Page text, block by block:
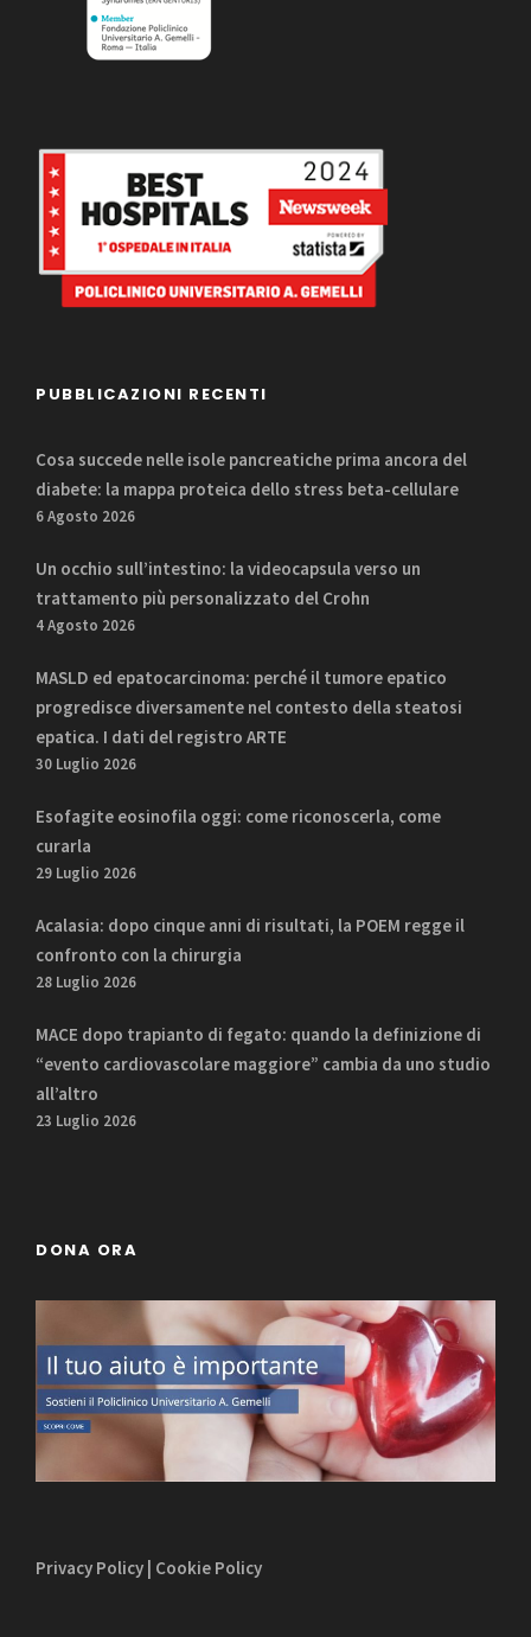
PUBBLICAZIONI RECENTI
Cosa succede nelle isole pancreatiche prima ancora del
diabete: la mappa proteica dello stress beta-cellulare
6 Agosto 2026
Un occhio sull’intestino: la videocapsula verso un
trattamento più personalizzato del Crohn
4 Agosto 2026
MASLD ed epatocarcinoma: perché il tumore epatico
progredisce diversamente nel contesto della steatosi
epatica. I dati del registro ARTE
30 Luglio 2026
Esofagite eosinofila oggi: come riconoscerla, come
curarla
29 Luglio 2026
Acalasia: dopo cinque anni di risultati, la POEM regge il
confronto con la chirurgia
28 Luglio 2026
MACE dopo trapianto di fegato: quando la definizione di
“evento cardiovascolare maggiore” cambia da uno studio
all’altro
23 Luglio 2026
DONA ORA
Privacy Policy Cookie Policy